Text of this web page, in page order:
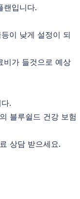
랜입니다.
이 낮게 설정이 되
비가 들것으로 예상
.
블루쉴드 건강 보험
상담 받으세요.